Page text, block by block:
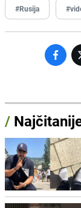
#Rusija
/